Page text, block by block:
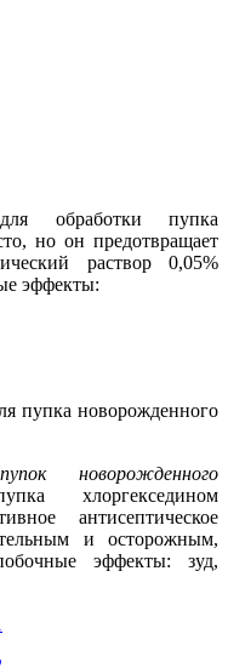
обработки пупка
но он предотвращает
раствор 0,05%
эффекты:
пупка новорожденного
новорожденного
хлоргекседином
антисептическое
и осторожным,
эффекты: зуд,